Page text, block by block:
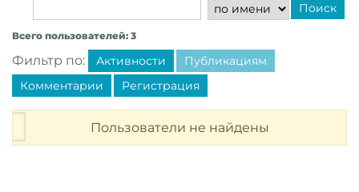
Поиск
Всего пользователей: 3
Фильтр по: Активности
Публикациям
Комментарии
Регистрация
Пользователи не найдены